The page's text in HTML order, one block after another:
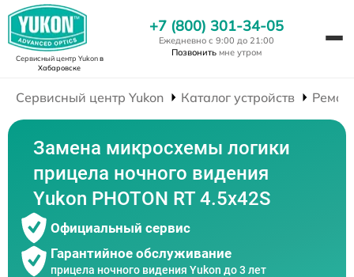
Сервисный центр Yukonв
Хабаровске
+7 (800) 301-34-05
Ежедневно с 9:00 до 21:00
Позвонить мне утром
Сервисный центр Yukon Каталог устройств
Замена микросхемы логики
прицела ночного видения
Yukon PHOTON RT 4.5x42S
Официальный сервис
Гарантийное обслуживание
прицела ночного видения Yukon до 3 лет